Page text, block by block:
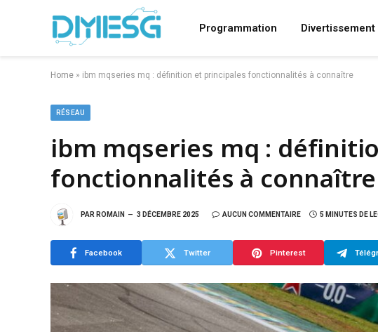
Programmation Divertissement
Home » ibm mqseries mq : définition et principales fonctionnalités à connaître
RÉSEAU
ibm mqseries mq :
fonctionnalités à connaître
PAR ROMAIN 3 DÉCEMBRE 2025 AUCUN COMMENTAIRE 5 MINUTES DE
Facebook Twitter Pinterest